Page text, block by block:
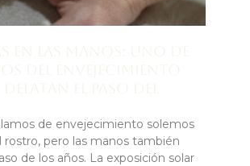
de envejecimiento solemos
rostro, pero las manos también
de los años. La exposición solar